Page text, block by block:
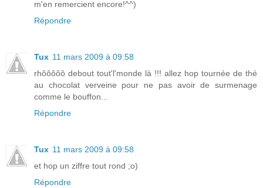
m'en remercient encore!^^)
Répondre
Tux 11 mars 2009 à 09:58
rhôôôôô debout tout'l'monde là !!! allez hop tournée de thé
au chocolat verveine pour ne pas avoir de surmenage
comme le bouffon...
Répondre
Tux 11 mars 2009 à 09:58
et hop un ziffre tout rond ;o)
Répondre